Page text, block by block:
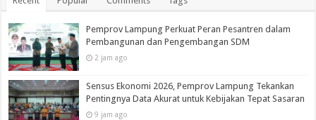
Pemprov Lampung Perkuat Peran Pesantren dalam
Pembangunan dan Pengembangan SDM
2 jam ago
Sensus Ekonomi 2026, Pemprov Lampung Tekankan
Pentingnya Data Akurat untuk Kebijakan Tepat Sasaran
9 jam ago